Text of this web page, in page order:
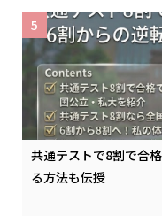
共通テストで8割で合
る方法も伝授
5